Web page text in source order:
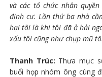
và các tổ chức nhân
định cư. Lần thứ ba nhà
hại tôi là khi tôi đã ở hải
xấu tôi cũng như chụp mũ
Thanh Trúc: Thưa mục
buổi họp nhóm ông cùng